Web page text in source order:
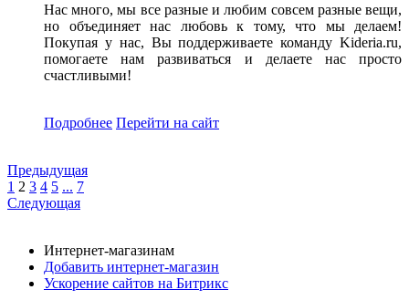
Нас много, мы все разные и любим совсем разные вещи,
но объединяет нас любовь к тому, что мы делаем!
Покупая у нас, Вы поддерживаете команду Kideria.ru,
помогаете нам развиваться и делаете нас просто
счастливыми!
Подробнее Перейти на сайт
Предыдущая
1 2 3 4 5 ... 7
Следующая
Интернет-магазинам
Добавить интернет-магазин
Ускорение сайтов на Битрикс